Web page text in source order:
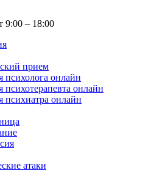
9:00 – 18:00
прием
психолога онлайн
психотерапевта онлайн
психиатра онлайн
атаки